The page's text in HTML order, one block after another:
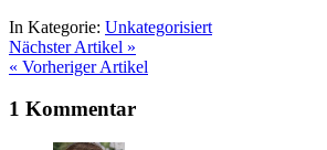
In Kategorie: Unkategorisiert
Nächster Artikel »
« Vorheriger Artikel
1 Kommentar